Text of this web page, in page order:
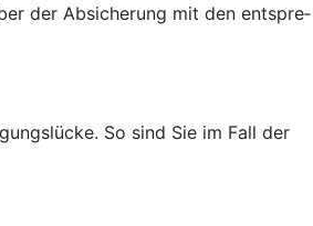
der Absicherung mit den entspre­
So sind Sie im Fall der